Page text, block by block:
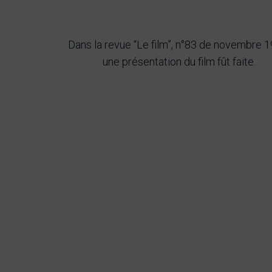
Dans la revue “Le film”, n°83 de novembre
une présentation du film fût faite.